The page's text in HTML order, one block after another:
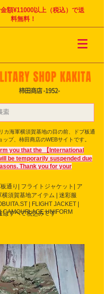
額¥11000以上（税込）で送
料無料！
カ海軍横須賀基地の目の前、ドブ板通
ップ、柿田商店のWEBサイトです。
you that the 【International
be temporarily suspended due
Thank you for your
通り| フライト ジャケット| ア
横須賀基地アイテム | 迷彩服
| FLIGHT JACKET |
CAMOUFLAGE UNIFORM
はすべて税込みです